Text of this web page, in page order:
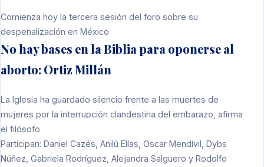
Comienza hoy la tercera sesión del foro sobre su
despenalización en México
No hay bases en la Biblia para oponerse al
aborto: Ortiz Millán
La Iglesia ha guardado silencio frente a las muertes de
mujeres por la interrupción clandestina del embarazo, afirma
el filósofo
Participan: Daniel Cazés, Anilú Elías, Oscar Mendívil, Dybs
Núñez, Gabriela Rodríguez, Alejandra Salguero y Rodolfo